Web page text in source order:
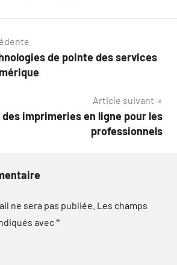
de pointe des services
Article suivant
imprimeries en ligne pour les
professionnels
ne sera pas publiée. Les champs
avec*